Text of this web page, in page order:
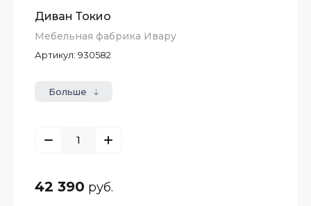
Диван Токио
Мебельная фабрика Ивару
Артикул: 930582
Больше
42 390 руб.